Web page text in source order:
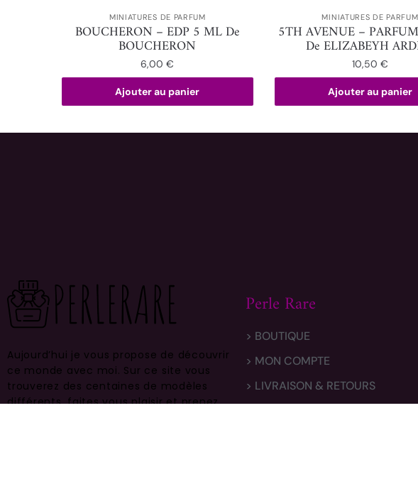
MINIATURES DE PARFUM
BOUCHERON – EDP 5 ML De
BOUCHERON
6,00€
Ajouter au panier
MINIATURES DE PARFUM
5TH AVENUE –
De ELIZABEYH
10,50 €
Ajouter au panier
Aujourd’hui je vous propose de découvrir
ce monde avec moi. Sur ce site vous
trouverez des centaines de modèles
différents, faites vous plaisir et prenez
Perle Rare
> BOUTIQUE
> MON COMPTE
> LIVRAISON & RETOURS